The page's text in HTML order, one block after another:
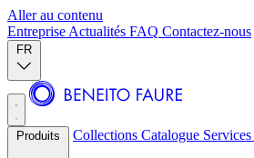
Aller au contenu
Entreprise Actualités FAQ Contactez-nous
FR
Produits Collections Catalogue Services